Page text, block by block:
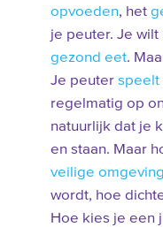
opvoeden, het
je peuter. Je
gezond eet.
Je peuter speelt
regelmatig op
natuurlijk dat je
en staan. Maar
veilige omgeving
wordt, hoe
Hoe kies je een